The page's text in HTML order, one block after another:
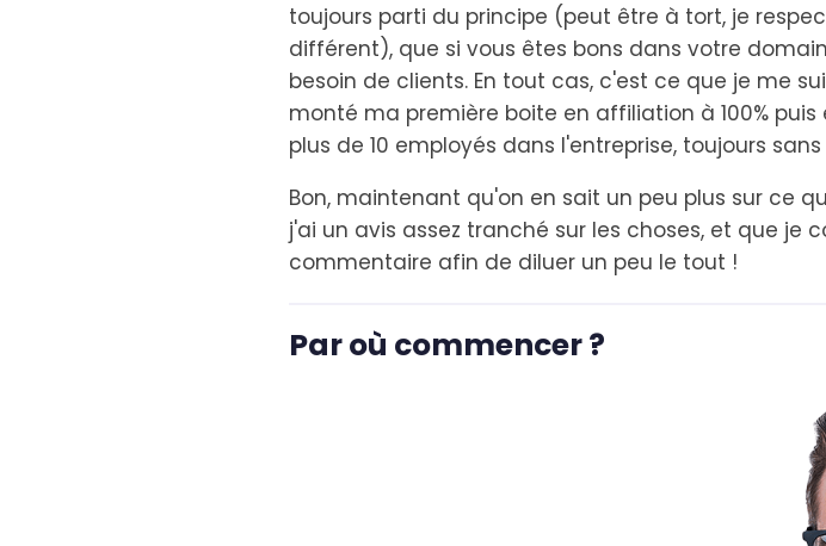
toujours parti du principe (peut être à tort, je
différent), que si vous êtes bons dans votre
besoin de clients. En tout cas, c'est ce que je me
monté ma première boite en affiliation à 100% puis
plus de 10 employés dans l'entreprise, toujours
Bon, maintenant qu'on en sait un peu plus sur ce
j'ai un avis assez tranché sur les choses, et que je
commentaire afin de diluer un peu le tout !
Par où commencer ?